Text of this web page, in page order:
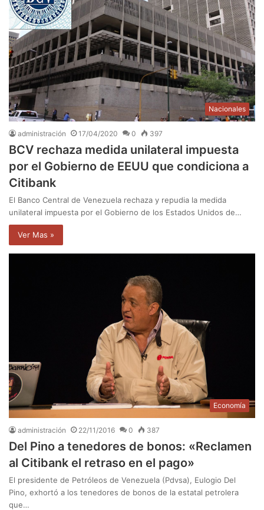
Nacionales
administración 17/04/2020 0 397
BCV rechaza medida unilateral impuesta
por el Gobierno de EEUU que condiciona a
Citibank
El Banco Central de Venezuela rechaza y repudia la medida
unilateral impuesta por el Gobierno de los Estados Unidos de…
Ver Mas »
Economía
administración 22/11/2016 0 387
Del Pino a tenedores de bonos: «Reclamen
al Citibank el retraso en el pago»
El presidente de Petróleos de Venezuela (Pdvsa), Eulogio Del
Pino, exhortó a los tenedores de bonos de la estatal petrolera
que…